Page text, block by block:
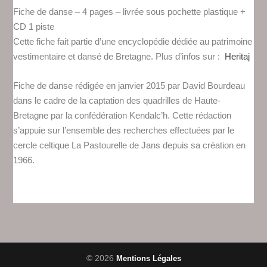
CD-
27
-
Quadrille
Conquereuil
Fiche de danse – 4 pages – livrée sous pochette plastique +
CD 1 piste
Cette fiche fait partie d’une encyclopédie dédiée au patrimoine
vestimentaire et dansé de Bretagne. Plus d’infos sur : Heritaj
Fiche de danse rédigée en janvier 2015 par David Bourdeau
dans le cadre de la captation des quadrilles de Haute-
Bretagne par la confédération Kendalc’h. Cette rédaction
s’appuie sur l’ensemble des recherches effectuées par le
cercle celtique La Pastourelle de Jans depuis sa création en
1966.
© 2026 Mentions Légales